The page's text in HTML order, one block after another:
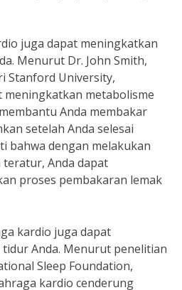
juga dapat meningkatkan
Menurut Dr. John Smith,
Stanford University,
meningkatkan metabolisme
Anda membakar
setelah Anda selesai
bahwa dengan melakukan
Anda dapat
proses pembakaran lemak
kardio juga dapat
Anda. Menurut penelitian
Sleep Foundation,
kardio cenderung